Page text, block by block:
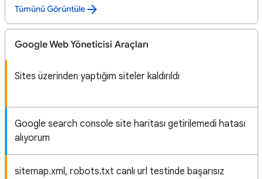
Tümünü Görüntüle
Google Web Yöneticisi Araçları
Sites üzerinden yaptığım siteler kaldırıldı
Google search console site haritası getirilemedi hatası
alıyorum
sitemap.xml, robots.txt canlı url testinde başarısız